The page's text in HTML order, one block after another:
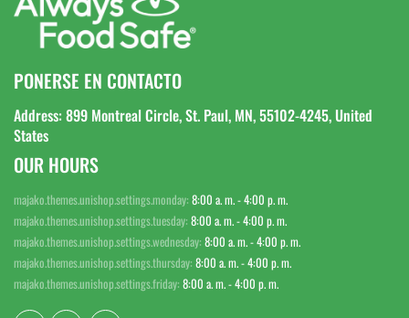
PONERSE EN CONTACTO
Address: 899 Montreal Circle, St. Paul, MN, 55102-4245, United
States
OUR HOURS
majako.themes.unishop.settings.monday: 8:00 a. m. - 4:00 p. m.
majako.themes.unishop.settings.tuesday: 8:00 a. m. - 4:00 p. m.
majako.themes.unishop.settings.wednesday: 8:00 a. m. - 4:00 p. m.
majako.themes.unishop.settings.thursday: 8:00 a. m. - 4:00 p. m.
majako.themes.unishop.settings.friday: 8:00 a. m. - 4:00 p. m.